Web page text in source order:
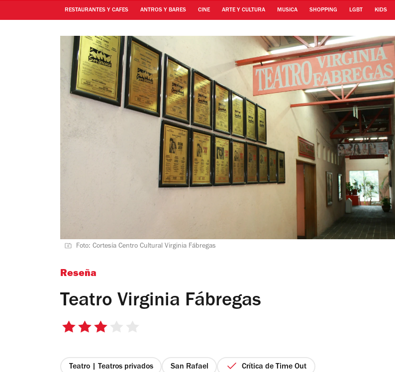
RESTAURANTES Y CAFES ANTROS Y BARES CINE ARTE Y CULTURA MUSICA SHOPPING LGBT KIDS
Foto: Cortesía Centro Cultural Virginia Fábregas
Reseña
Teatro Virginia Fábregas
3
estrellas
Teatro | Teatros privados San Rafael Crítica de Time Out